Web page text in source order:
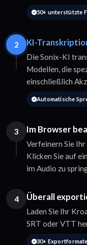
50+ unterstützte
2 KI-
Die Sonix-KI
Modellen, die
einschließlich
Automatische
3 Im Browser
Verfeinern Sie
Klicken Sie auf
im Audio zu
4 Überall
Laden Sie Ihr
SRT oder VTT
30+ Exportformate